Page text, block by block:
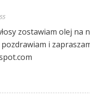
zostawiam olej na
i